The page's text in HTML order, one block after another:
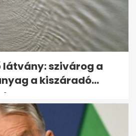
Edina gyönyörű,
képeket mutatott
látvány: szivárog a
a kiszáradó...